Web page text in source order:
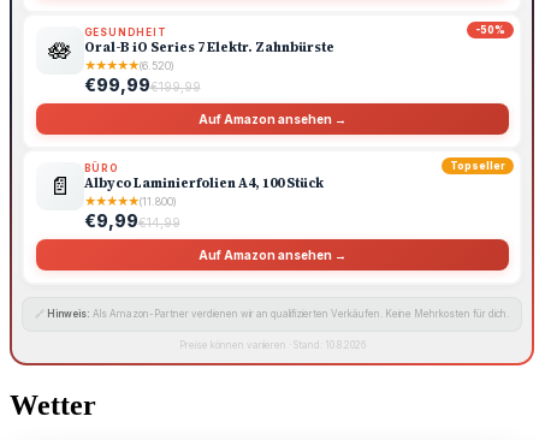
-50%
🪷
GESUNDHEIT
Oral-B iO Series 7 Elektr. Zahnbürste
★★★★★(6.520)
€99,99€199,99
Auf Amazon ansehen →
Topseller
📄
BÜRO
Albyco Laminierfolien A4, 100 Stück
★★★★★(11.800)
€9,99€14,99
Auf Amazon ansehen →
🔗 Hinweis: Als Amazon-Partner verdienen wir an qualifizierten Verkäufen. Keine Mehrkosten für dich.
Preise können variieren · Stand: 10.8.2026
Wetter